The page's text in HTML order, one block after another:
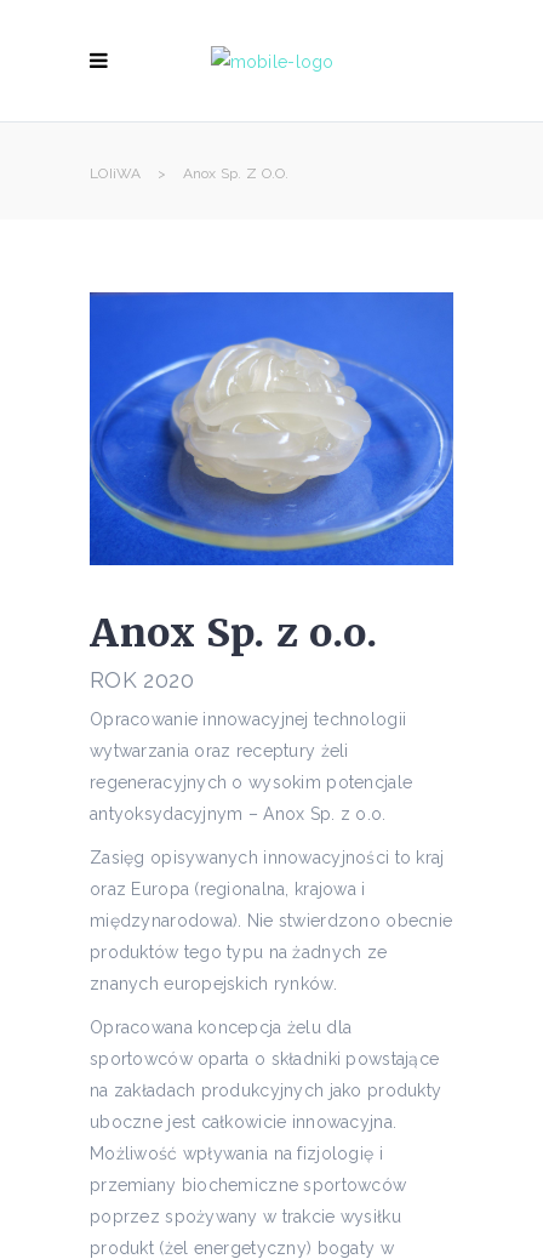
LOIiWA > Anox Sp. Z O.o.
Anox Sp. z o.o.
ROK 2020
Opracowanie innowacyjnej technologii
wytwarzania oraz receptury żeli
regeneracyjnych o wysokim potencjale
antyoksydacyjnym – Anox Sp. z o.o.
Zasięg opisywanych innowacyjności to kraj
oraz Europa (regionalna, krajowa i
międzynarodowa). Nie stwierdzono obecnie
produktów tego typu na żadnych ze
znanych europejskich rynków.
Opracowana koncepcja żelu dla
sportowców oparta o składniki powstające
na zakładach produkcyjnych jako produkty
uboczne jest całkowicie innowacyjna.
Możliwość wpływania na fizjologię i
przemiany biochemiczne sportowców
poprzez spożywany w trakcie wysiłku
produkt (żel energetyczny) bogaty w